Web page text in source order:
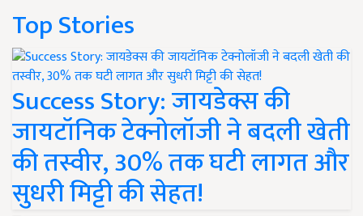
Top Stories
Success Story: जायडेक्स की
जायटॉनिक टेक्नोलॉजी ने बदली खेती
की तस्वीर, 30% तक घटी लागत और
सुधरी मिट्टी की सेहत!